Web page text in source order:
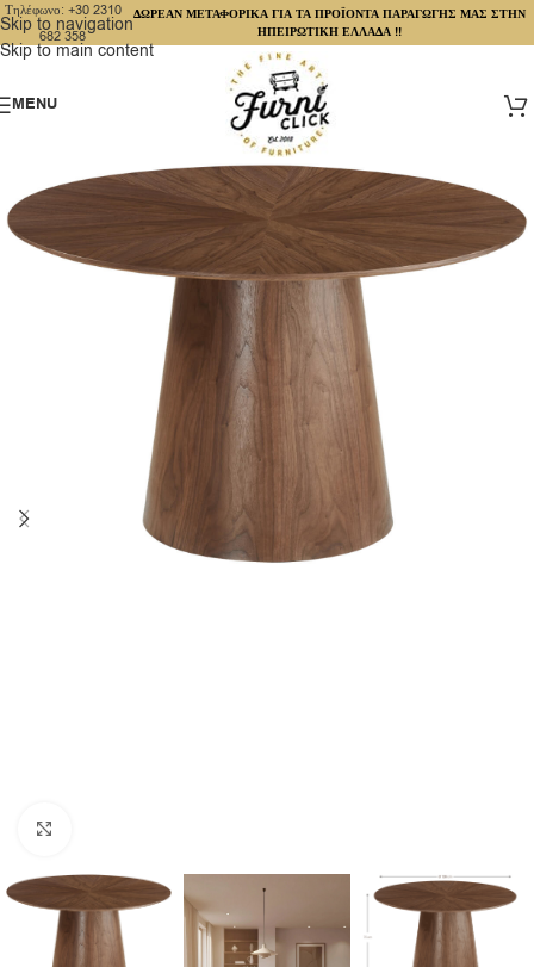
Skip to navigation
Skip to main content
Τηλέφωνο: +30 2310
682 358
ΔΩΡΕΑΝ ΜΕΤΑΦΟΡΙΚΑ ΓΙΑ ΤΑ ΠΡΟΪΟΝΤΑ ΠΑΡΑΓΩΓΗΣ ΜΑΣ ΣΤΗΝ
ΗΠΕΙΡΩΤΙΚΗ ΕΛΛΑΔΑ !!
MENU